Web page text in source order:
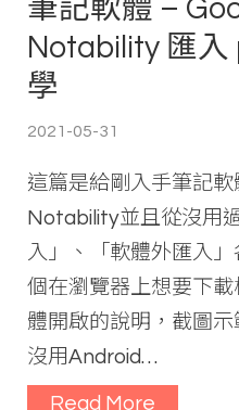
筆記軟體 –
Notability 匯
學
2021-05-31
這篇是給剛入手筆記
Notability並且從沒用
入」、「軟體外匯入
個在瀏覽器上想要下
體開啟的說明，截圖
沒用Android…
Read More